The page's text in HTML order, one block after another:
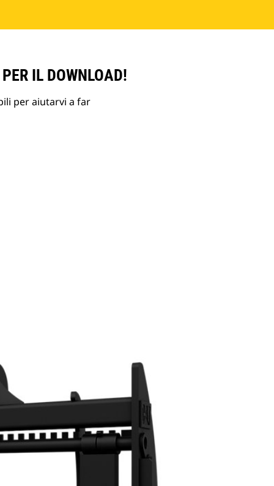
IL DOWNLOAD!
per aiutarvi a far